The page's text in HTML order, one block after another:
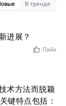
В тренде
进展？
Лайк
术方法而脱颖
键特点包括：